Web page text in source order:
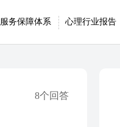
服务保障体系 心理行业报告
8个回答